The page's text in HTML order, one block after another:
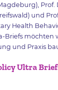
Prof.
und
Health
Briefs möchten
und Praxis
Ultra